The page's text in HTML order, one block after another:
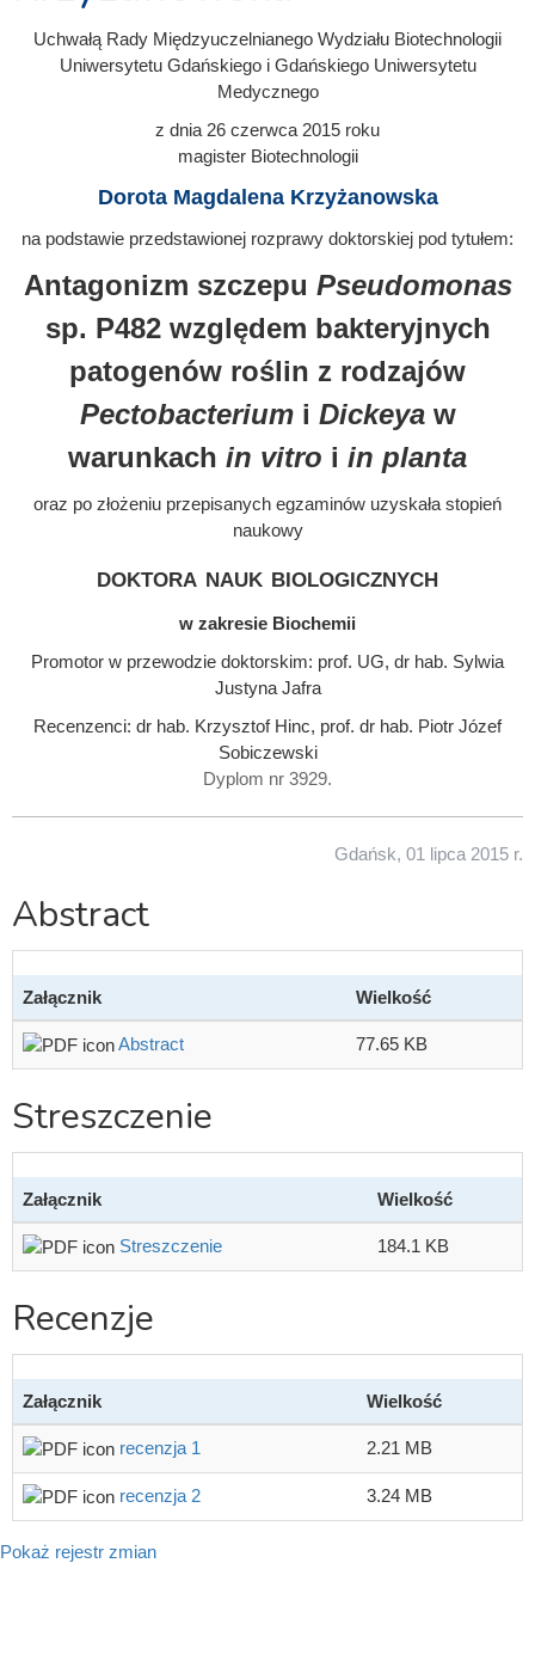
Uchwałą Rady Międzyuczelnianego Wydziału Biotechnologii
Uniwersytetu Gdańskiego i Gdańskiego Uniwersytetu
Medycznego
z dnia 26 czerwca 2015 roku
magister Biotechnologii
Dorota Magdalena Krzyżanowska
na podstawie przedstawionej rozprawy doktorskiej pod tytułem:
Antagonizm szczepu Pseudomonas
sp. P482 względem bakteryjnych
patogenów roślin z rodzajów
Pectobacterium i Dickeya w
warunkach in vitro i in planta
oraz po złożeniu przepisanych egzaminów uzyskała stopień
naukowy
doktora nauk biologicznych
w zakresie Biochemii
Promotor w przewodzie doktorskim: prof. UG, dr hab. Sylwia
Justyna Jafra
Recenzenci: dr hab. Krzysztof Hinc, prof. dr hab. Piotr Józef
Sobiczewski
Dyplom nr 3929.
Gdańsk, 01 lipca 2015 r.
Abstract
Załącznik Wielkość
Abstract 77.65 KB
Streszczenie
Załącznik Wielkość
Streszczenie 184.1 KB
Recenzje
Załącznik Wielkość
recenzja 1 2.21 MB
recenzja 2 3.24 MB
Pokaż rejestr zmian